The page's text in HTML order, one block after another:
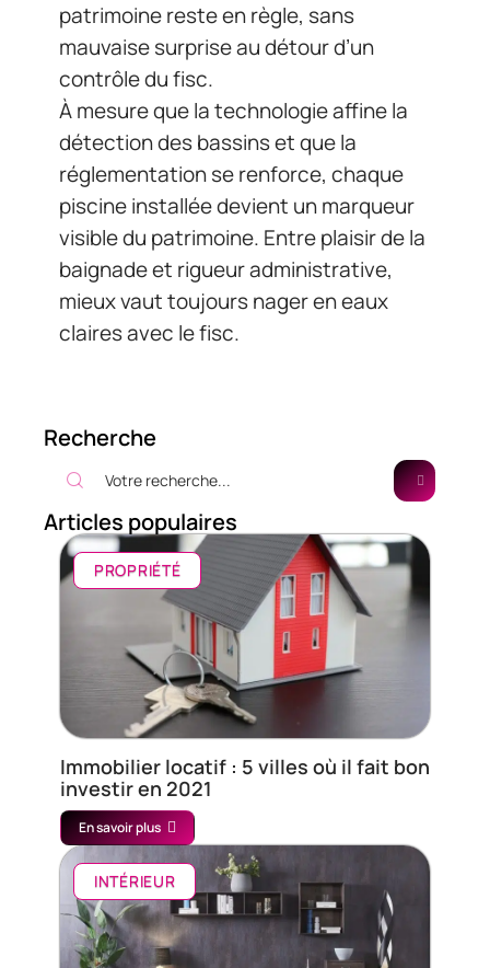
patrimoine reste en règle, sans
mauvaise surprise au détour d’un
contrôle du fisc.
À mesure que la technologie affine la
détection des bassins et que la
réglementation se renforce, chaque
piscine installée devient un marqueur
visible du patrimoine. Entre plaisir de la
baignade et rigueur administrative,
mieux vaut toujours nager en eaux
claires avec le fisc.
Recherche
Articles populaires
PROPRIÉTÉ
Immobilier locatif : 5 villes où il fait bon
investir en 2021
En savoir plus
INTÉRIEUR